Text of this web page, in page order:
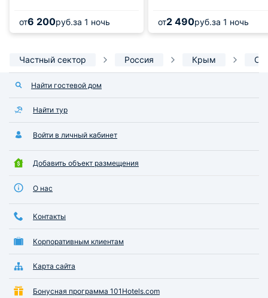
от6 200руб.за 1 ночь от2 490руб.за 1 ночь
Частный сектор Россия Крым
Найти гостевой дом
Найти тур
Войти в личный кабинет
Добавить объект размещения
О нас
Контакты
Корпоративным клиентам
Карта сайта
Бонусная программа 101Hotels.com